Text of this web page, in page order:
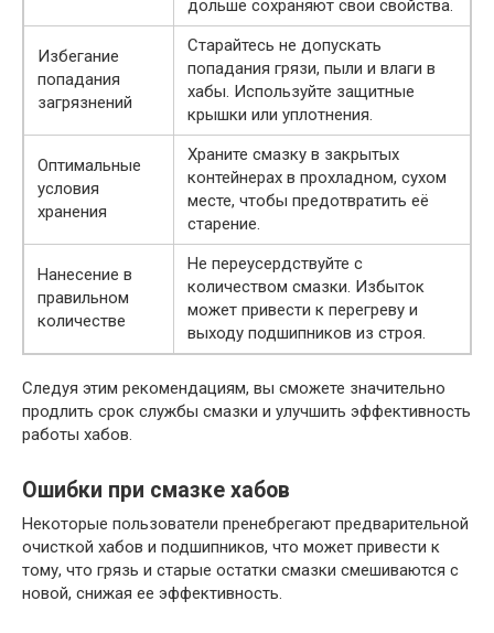
дольше сохраняют свои свойства.
Избегание
попадания
загрязнений
Старайтесь не допускать
попадания грязи, пыли и влаги в
хабы. Используйте защитные
крышки или уплотнения.
Оптимальные
условия
хранения
Храните смазку в закрытых
контейнерах в прохладном, сухом
месте, чтобы предотвратить её
старение.
Нанесение в
правильном
количестве
Не переусердствуйте с
количеством смазки. Избыток
может привести к перегреву и
выходу подшипников из строя.
Следуя этим рекомендациям, вы сможете значительно
продлить срок службы смазки и улучшить эффективность
работы хабов.
Ошибки при смазке хабов
Некоторые пользователи пренебрегают предварительной
очисткой хабов и подшипников, что может привести к
тому, что грязь и старые остатки смазки смешиваются с
новой, снижая ее эффективность.